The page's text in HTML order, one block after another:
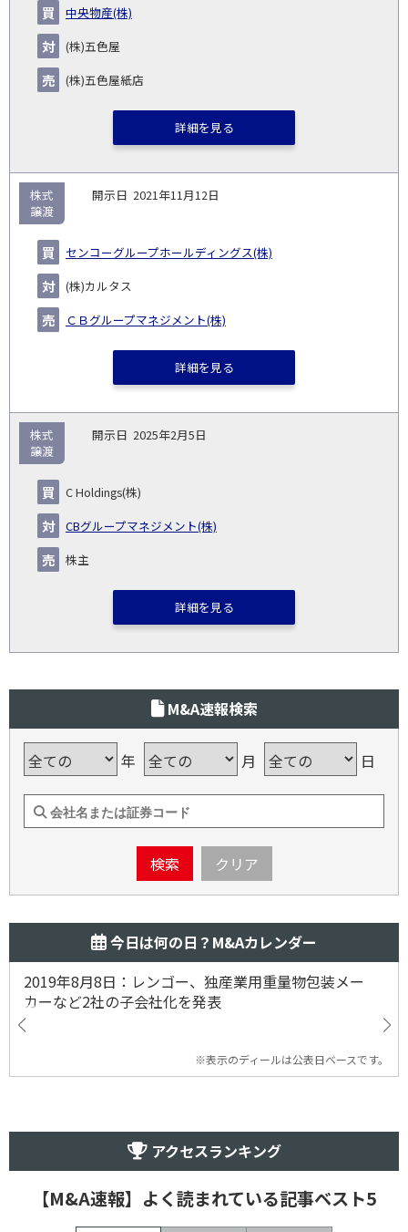
示
い
企
業・
中央物産(株)
(株)五色屋
(株)五色屋紙店
詳細を見る
2021年11月12日
センコーグループホールディングス(株)
(株)カルタス
ＣＢグループマネジメント(株)
株式
譲渡
詳細を見る
2025年2月5日
C Holdings(株)
CBグループマネジメント(株)
株主
株式
譲渡
詳細を見る
M&A速報検索
年 月 日
検索 クリア
今日は何の日？M&Aカレンダー
2019年8月8日：レンゴー、独産業用重量物包装メー
カーなど2社の子会社化を発表
※表示のディールは公表日ベースです。
アクセスランキング
【M&A速報】よく読まれている記事ベスト5